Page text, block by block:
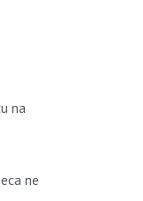
na
ne